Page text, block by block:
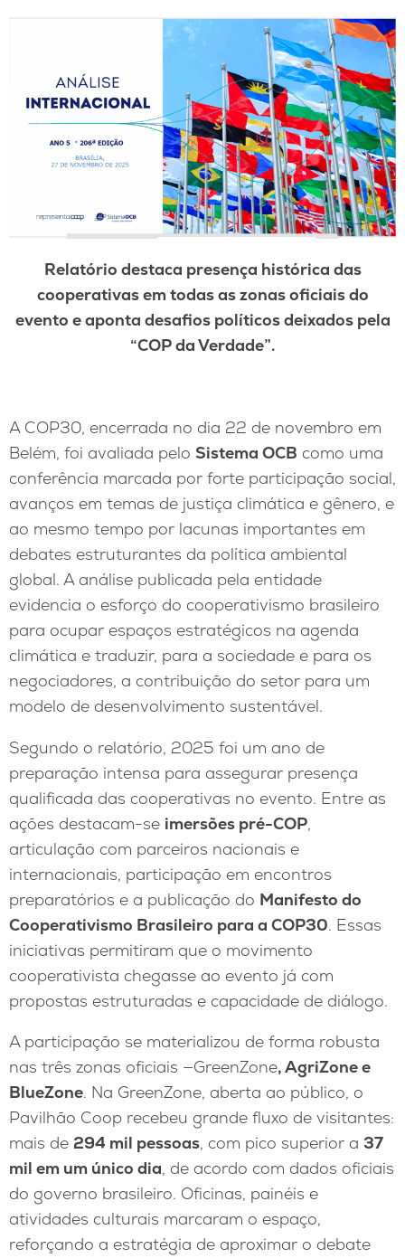
Relatório destaca presença histórica das
cooperativas em todas as zonas oficiais do
evento e aponta desafios políticos deixados pela
“COP da Verdade”.
A COP30, encerrada no dia 22 de novembro em
Belém, foi avaliada pelo Sistema OCB como uma
conferência marcada por forte participação social,
avanços em temas de justiça climática e gênero, e
ao mesmo tempo por lacunas importantes em
debates estruturantes da política ambiental
global. A análise publicada pela entidade
evidencia o esforço do cooperativismo brasileiro
para ocupar espaços estratégicos na agenda
climática e traduzir, para a sociedade e para os
negociadores, a contribuição do setor para um
modelo de desenvolvimento sustentável.
Segundo o relatório, 2025 foi um ano de
preparação intensa para assegurar presença
qualificada das cooperativas no evento. Entre as
ações destacam-se imersões pré-COP,
articulação com parceiros nacionais e
internacionais, participação em encontros
preparatórios e a publicação do Manifesto do
Cooperativismo Brasileiro para a COP30. Essas
iniciativas permitiram que o movimento
cooperativista chegasse ao evento já com
propostas estruturadas e capacidade de diálogo.
A participação se materializou de forma robusta
nas três zonas oficiais —GreenZone, AgriZone e
BlueZone. Na GreenZone, aberta ao público, o
Pavilhão Coop recebeu grande fluxo de visitantes:
mais de 294 mil pessoas, com pico superior a 37
mil em um único dia, de acordo com dados oficiais
do governo brasileiro. Oficinas, painéis e
atividades culturais marcaram o espaço,
reforçando a estratégia de aproximar o debate